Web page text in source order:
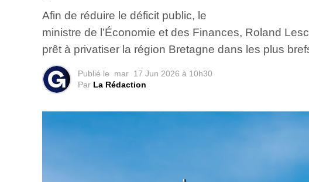
Afin de réduire le déficit public, le
ministre de l’Économie et des Finances, Roland
prêt à privatiser la région Bretagne dans les plus
Publié le mar 17 Jun 2026 à 10h30
Par La Rédaction